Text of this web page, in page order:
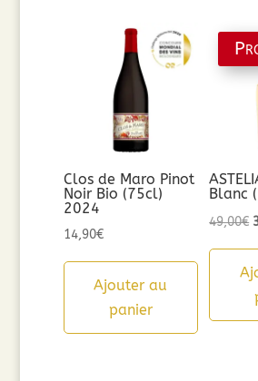
Clos de Maro Pinot
Noir Bio (75cl)
2024
14,90€
Ajouter au
panier
Blanc
49,00€